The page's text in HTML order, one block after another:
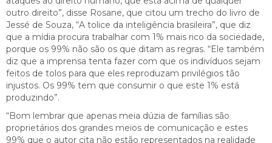
outro direito”, disse Rosane, que citou um trecho do livro de
Jessé de Souza, “A tolice da inteligência brasileira”, que diz
que a mídia procura trabalhar com 1% mais rico da sociedade,
porque os 99% não são os que ditam as regras. “Ele também
diz que a imprensa tenta fazer com que os indivíduos sejam
feitos de tolos para que eles reproduzam privilégios tão
injustos. Os 99% tem que consumir o que este 1% está
produzindo”.
“Bom lembrar que apenas meia dúzia de famílias são
proprietários dos grandes meios de comunicação e estes
99% que o autor cita não estão representados na realidade